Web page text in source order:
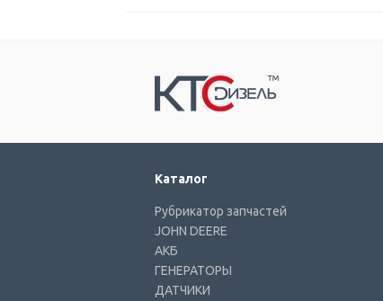
Каталог
Рубрикатор запчастей
JOHN DEERE
АКБ
ГЕНЕРАТОРЫ
ДАТЧИКИ